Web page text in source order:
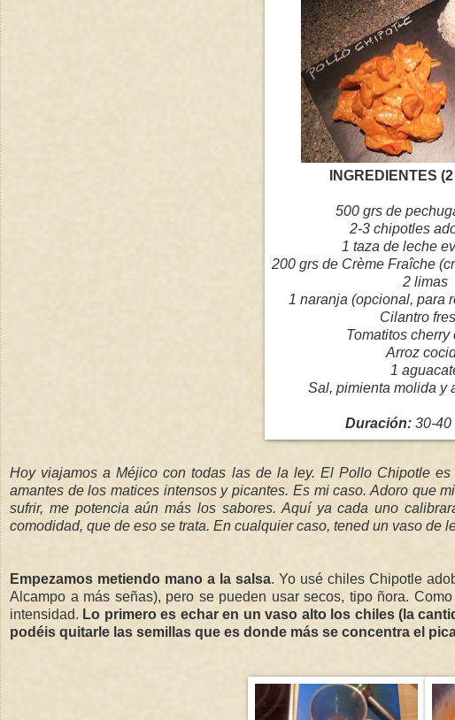
INGREDIENTES
500 grs de
2-3 chipotles
1 taza de leche
200 grs de Crème Fraîche
2 limas
1 naranja (opcional, para
Cilantro
Tomatitos cherry
Arroz
1
Sal, pimienta molida y
Duración: 30-40
Hoy viajamos a Méjico con todas las de la ley. El Pollo Chipotle
amantes de los matices intensos y picantes. Es mi caso. Adoro que
sufrir, me potencia aún más los sabores. Aquí ya cada uno
comodidad, que de eso se trata. En cualquier caso, tened un vaso de
Empezamos metiendo mano a la salsa. Yo usé chiles Chipotle
Alcampo a más señas), pero se pueden usar secos, tipo ñora.
intensidad. Lo primero es echar en un vaso alto los chiles (la
podéis quitarle las semillas que es donde más se concentra el